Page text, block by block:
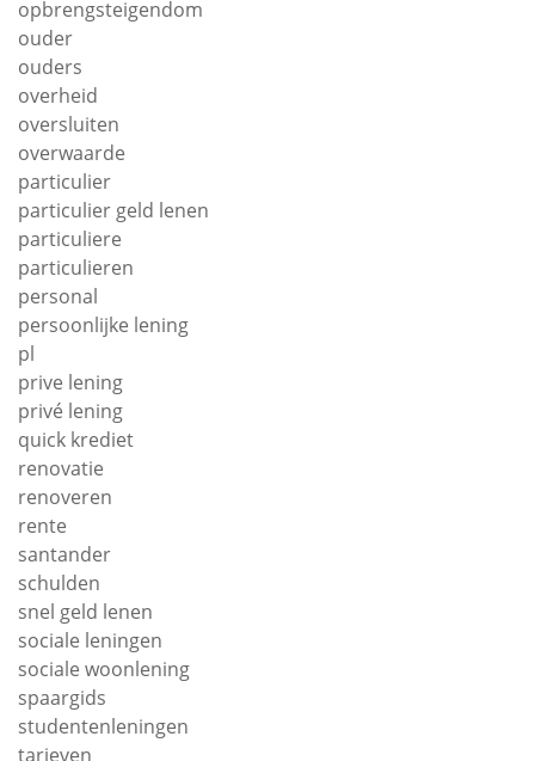
opbrengsteigendom
ouder
ouders
overheid
oversluiten
overwaarde
particulier
particulier geld lenen
particuliere
particulieren
personal
persoonlijke lening
pl
prive lening
privé lening
quick krediet
renovatie
renoveren
rente
santander
schulden
snel geld lenen
sociale leningen
sociale woonlening
spaargids
studentenleningen
tarieven